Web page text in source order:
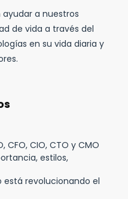
a nuestros
de vida a través del
en su vida diaria y
CFO, CIO, CTO y CMO
estilos,
está revolucionando el